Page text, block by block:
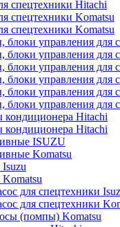
спецтехники Hitachi
спецтехники Komatsu
спецтехники Komatsu
блоки управления для
блоки управления для
блоки управления для
блоки управления для
блоки управления для
блоки управления для
кондиционера Hitachi
кондиционера Hitachi
ISUZU
Komatsu
для спецтехники
для спецтехники
(помпы) Komatsu